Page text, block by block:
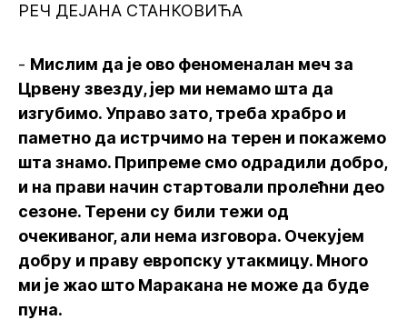
РЕЧ ДЕЈАНА СТАНКОВИЋА
- Мислим да је ово феноменалан меч за
Црвену звезду, јер ми немамо шта да
изгубимо. Управо зато, треба храбро и
паметно да истрчимо на терен и покажемо
шта знамо. Припреме смо одрадили добро,
и на прави начин стартовали пролећни део
сезоне. Терени су били тежи од
очекиваног, али нема изговора. Очекујем
добру и праву европску утакмицу. Много
ми је жао што Маракана не може да буде
пуна.